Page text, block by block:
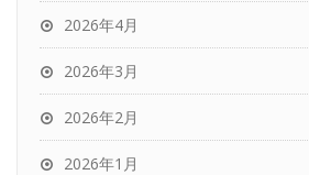
2026年4月
2026年3月
2026年2月
2026年1月